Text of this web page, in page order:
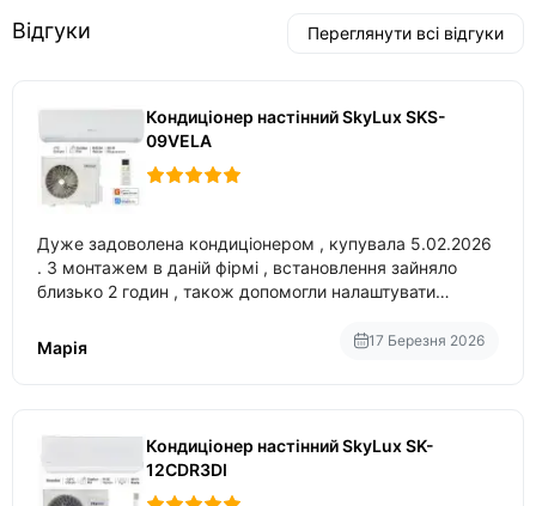
Відгуки Переглянути всі відгуки
Кондиціонер настінний SkyLux SKS-
09VELA
Дуже задоволена кондиціонером , купувала 5.02.2026
. З монтажем в даній фірмі , встановлення зайняло
близько 2 годин , також допомогли налаштувати
Марія
17 Березня 2026
Кондиціонер настінний SkyLux SK-
12CDR3DI